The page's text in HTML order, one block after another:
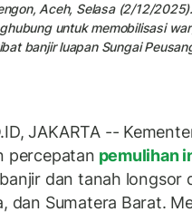
Aceh, Selasa (2/12/
untuk memobilisasi
banjir luapan Sungai
JAKARTA --
percepatan pemulihan
dan tanah longsor
dan Sumatera Barat.